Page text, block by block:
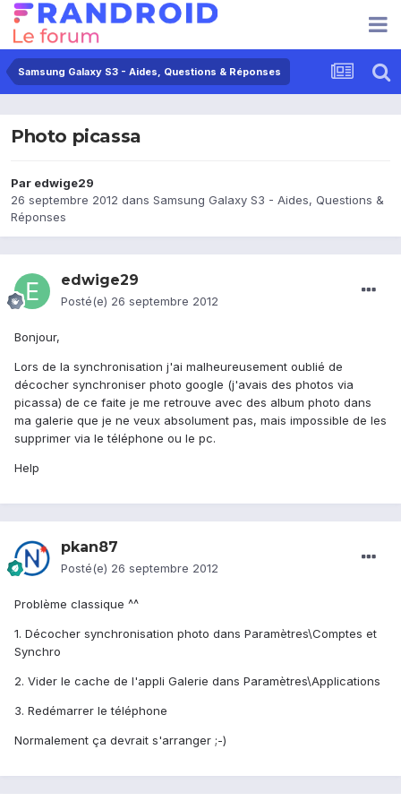
Samsung Galaxy S3 - Aides, Questions & Réponses
Photo picassa
Par edwige29
26 septembre 2012 dans Samsung Galaxy S3 - Aides, Questions &
Réponses
edwige29
Posté(e) 26 septembre 2012
Bonjour,
Lors de la synchronisation j'ai malheureusement oublié de
décocher synchroniser photo google (j'avais des photos via
picassa) de ce faite je me retrouve avec des album photo dans
ma galerie que je ne veux absolument pas, mais impossible de les
supprimer via le téléphone ou le pc.
Help
pkan87
Posté(e) 26 septembre 2012
Problème classique ^^
1. Décocher synchronisation photo dans Paramètres\Comptes et
Synchro
2. Vider le cache de l'appli Galerie dans Paramètres\Applications
3. Redémarrer le téléphone
Normalement ça devrait s'arranger ;-)